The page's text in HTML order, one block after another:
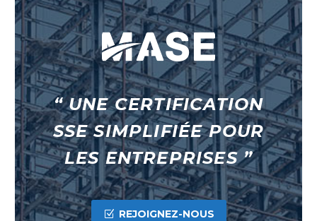
“ UNE CERTIFICATION
SSE SIMPLIFIÉE POUR
LES ENTREPRISES ”
Z REJOIGNEZ-NOUS